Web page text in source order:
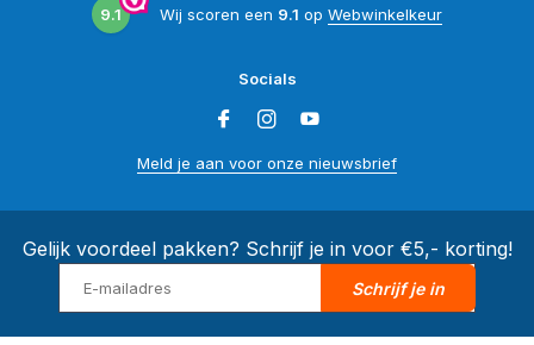
9.1 Wij scoren een 9.1 op Webwinkelkeur
Socials
Meld je aan voor onze nieuwsbrief
Gelijk voordeel pakken? Schrijf je in voor €5,- korting!
Schrijf je in